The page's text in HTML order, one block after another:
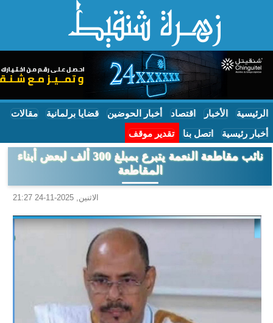
الرئيسية الأخبار اقتصاد أخبار الحوضين قضايا برلمانية مقالات
أخبار رئيسية اتصل بنا تقدير موقف
نائب مقاطعة النعمة يتبرع بمبلغ 300 ألف لبعض أبناء
المقاطعة
الاثنين, 2025-11-24 21:27